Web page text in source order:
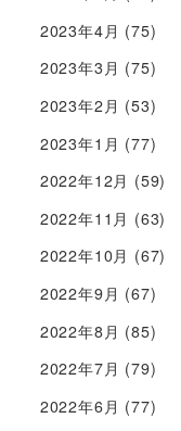
2023年4月 (75)
2023年3月 (75)
2023年2月 (53)
2023年1月 (77)
2022年12月 (59)
2022年11月 (63)
2022年10月 (67)
2022年9月 (67)
2022年8月 (85)
2022年7月 (79)
2022年6月 (77)